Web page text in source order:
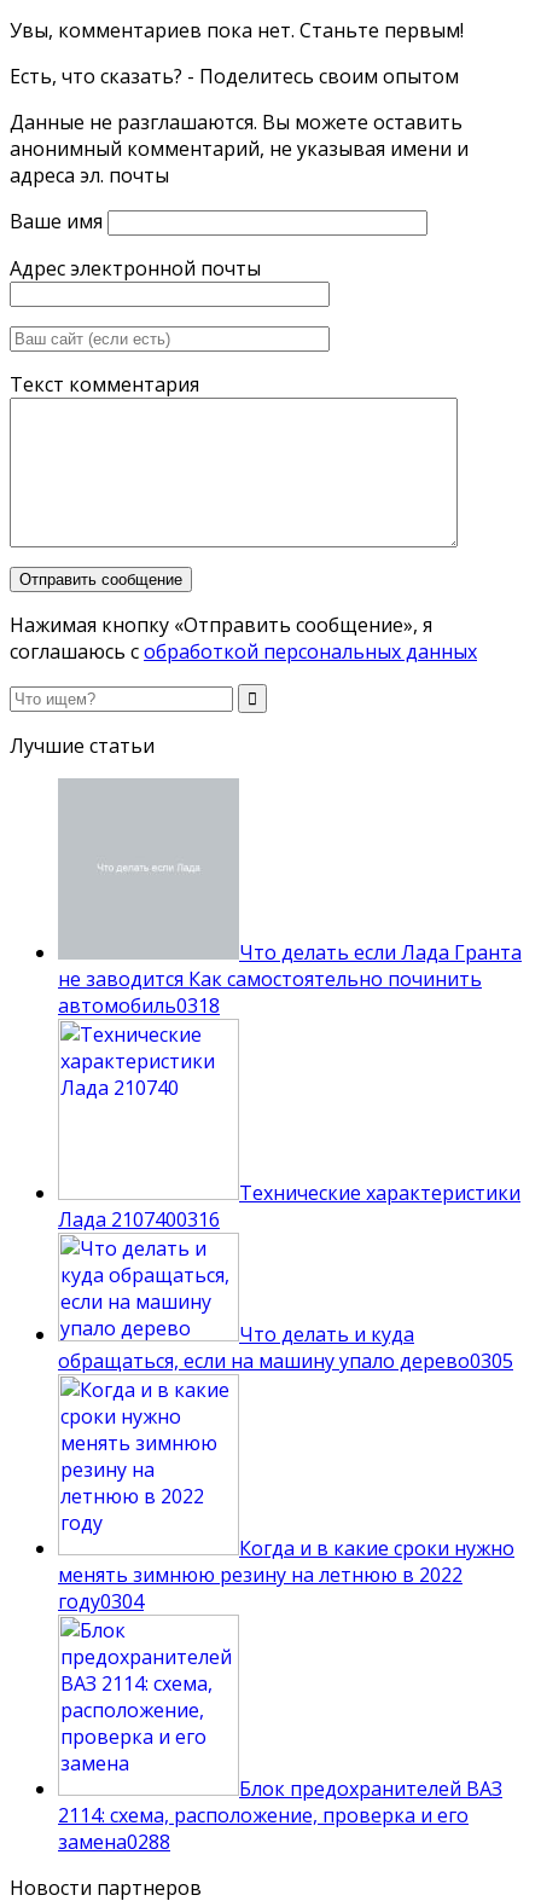
Увы, комментариев пока нет. Станьте первым!
Есть, что сказать? - Поделитесь своим опытом
Данные не разглашаются. Вы можете оставить
анонимный комментарий, не указывая имени и
адреса эл. почты
Ваше имя
Адрес электронной почты
Текст комментария
Нажимая кнопку «Отправить сообщение», я
соглашаюсь собработкой персональных данных
Лучшие статьи
Что делать если Лада Гранта
не заводится Как самостоятельно починить
автомобиль0318
Технические характеристики
Лада 2107400316
Что делать и куда
обращаться, если на машину упало дерево0305
Когда и в какие сроки нужно
менять зимнюю резину на летнюю в 2022
году0304
Блок предохранителей ВАЗ
2114: схема, расположение, проверка и его
замена0288
Новости партнеров